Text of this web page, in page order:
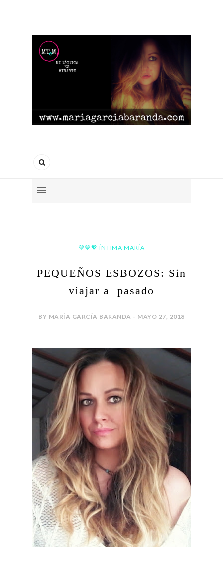
💜💙💖 ÍNTIMA MARÍA
PEQUEÑOS ESBOZOS: Sin
viajar al pasado
BY MARÍA GARCÍA BARANDA - MAYO 27, 2018